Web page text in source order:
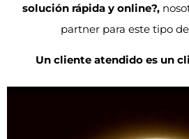
solución rápida y online?,
partner para este tipo
Un cliente atendido es un